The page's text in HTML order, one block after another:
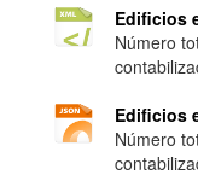
Edificios
Número
Edificios
Número